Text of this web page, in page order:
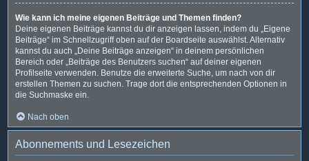
Wie kann ich meine eigenen Beiträge und Themen finden?
Deine eigenen Beiträge kannst du dir anzeigen lassen, indem du „Eigene
Beiträge“ im Schnellzugriff oben auf der Boardseite auswählst. Alternativ
kannst du auch „Deine Beiträge anzeigen“ in deinem persönlichen
Bereich oder „Beiträge des Benutzers suchen“ auf deiner eigenen
Profilseite verwenden. Benutze die erweiterte Suche, um nach von dir
erstellen Themen zu suchen. Trage dort die entsprechenden Optionen in
die Suchmaske ein.
Nach oben
Abonnements und Lesezeichen